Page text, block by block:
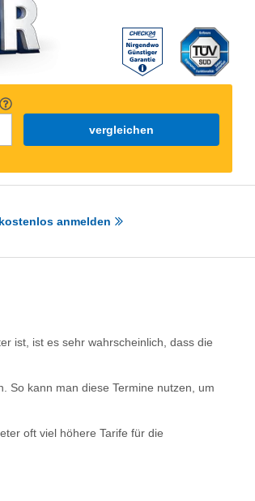
vergleichen
anmelden
ist, ist es sehr wahrscheinlich, dass die
So kann man diese Termine nutzen, um
oft viel höhere Tarife für die